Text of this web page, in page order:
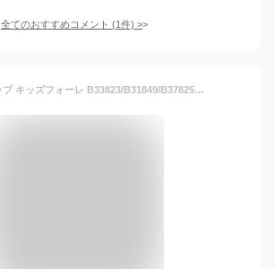
全てのおすすめコメント (1件) >
スイムキャップ キッズフォーレ B33823/B31849/B37825 日よけ付スイムキャプ UVカット キッズ こども 子供 子ども 女の子 男の子 水泳帽 おしゃれ かわいい かっこいい 紫外線防止 UV加工 ブルー ネイビー イエロー ピンク レッド ラベンダー 48-54cm Kids Foret